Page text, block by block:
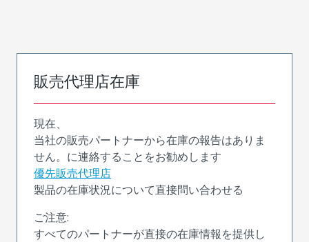
販売代理店在庫
現在、
当社の販売パートナーから在庫の報告はありま
せん。に連絡することをお勧めします
優先販売代理店
製品の在庫状況について直接問い合わせる
ご注意:
すべてのパートナーが直接の在庫情報を提供し